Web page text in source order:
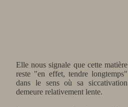
Elle nous signale que cette matière
reste "en effet, tendre longtemps"
dans le sens où sa siccativation
demeure relativement lente.